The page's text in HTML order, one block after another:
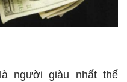
người giàu nhất thế